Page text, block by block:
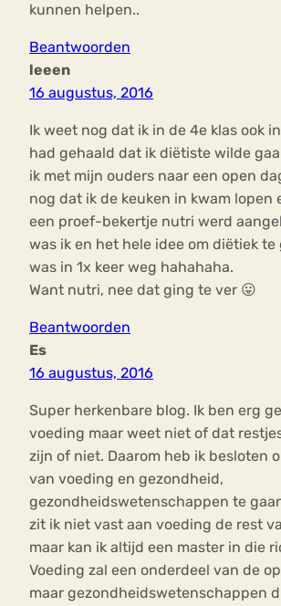
kunnen helpen..
Beantwoorden
leeen
16 augustus, 2016
Ik weet nog dat ik in de 4e klas ook
had gehaald dat ik diëtiste wilde
ik met mijn ouders naar een open
nog dat ik de keuken in kwam lopen
een proef-bekertje nutri werd
was ik en het hele idee om diëtiek
was in 1x keer weg hahahaha.
Want nutri, nee dat ging te ver 😛
Beantwoorden
Es
16 augustus, 2016
Super herkenbare blog. Ik ben erg
voeding maar weet niet of dat
zijn of niet. Daarom heb ik besloten
van voeding en gezondheid,
gezondheidswetenschappen te
zit ik niet vast aan voeding de rest
maar kan ik altijd een master in die
Voeding zal een onderdeel van de
maar gezondheidswetenschappen